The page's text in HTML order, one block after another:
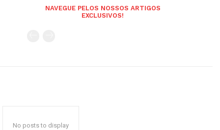
NAVEGUE PELOS NOSSOS ARTIGOS
EXCLUSIVOS!
No posts to display